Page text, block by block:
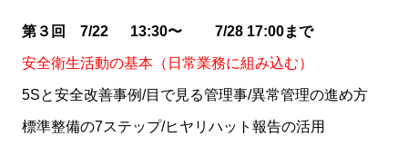
第３回 7/22 13:30〜 7/28 17:00まで
安全衛生活動の基本（日常業務に組み込む）
5Sと安全改善事例/目で見る管理事/異常管理の進め方
標準整備の7ステップ/ヒヤリハット報告の活用